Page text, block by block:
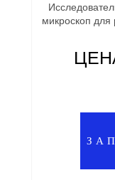
микроскоп